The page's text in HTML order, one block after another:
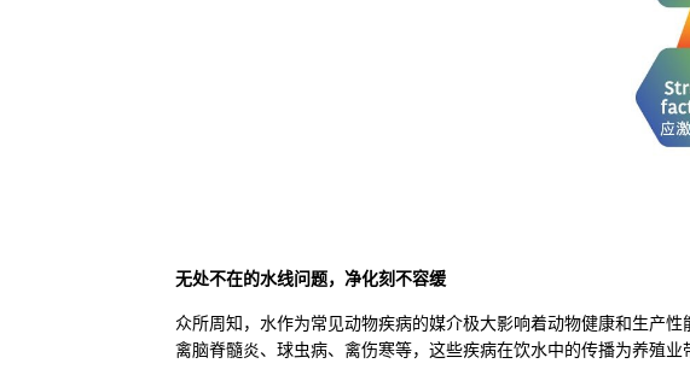
无处不在的水线问题，净化刻不容缓
众所周知，水作为常见动物疾病的媒介极大影响着动物健康和生产
禽脑脊髓炎、球虫病、禽伤寒等，这些疾病在饮水中的传播为养殖业